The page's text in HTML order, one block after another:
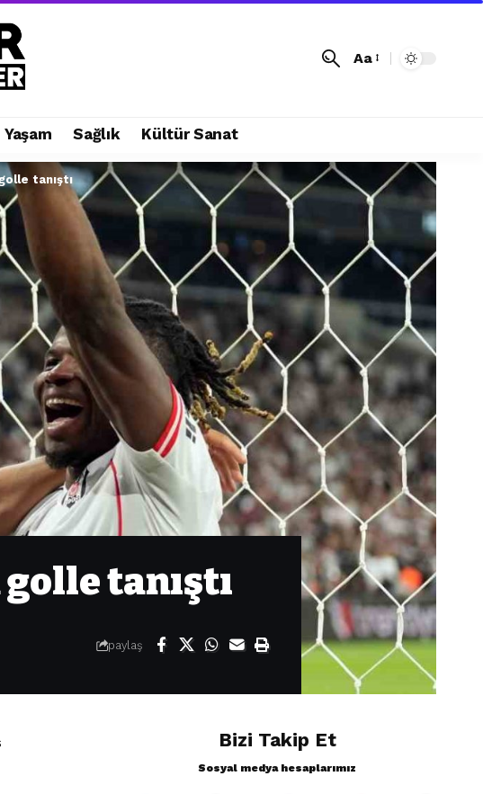
Aa
Yaşam Sağlık Kültür Sanat
tanıştı
tanıştı
paylaş
Bizi Takip Et
Sosyal medya hesaplarımız